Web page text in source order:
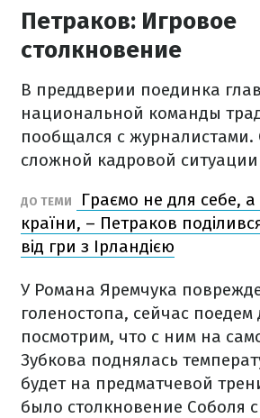
Петраков: Игровое
столкновение
В преддверии поединка
национальной команды
пообщался с журналистами.
сложной кадровой
ДО ТЕМИ
Граємо не для себе, а
країни, – Петраков
від гри з Ірландією
У Романа Яремчука
голеностопа, сейчас
посмотрим, что с ним на
Зубкова поднялась
будет на предматчевой
было столкновение Соболя